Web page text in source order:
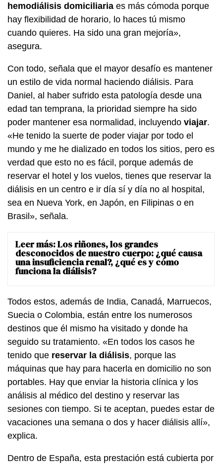
hemodiálisis domiciliaria es más cómoda porque
hay flexibilidad de horario, lo haces tú mismo
cuando quieres. Ha sido una gran mejoría»,
asegura.
Con todo, señala que el mayor desafío es mantener
un estilo de vida normal haciendo diálisis. Para
Daniel, al haber sufrido esta patología desde una
edad tan temprana, la prioridad siempre ha sido
poder mantener esa normalidad, incluyendo viajar.
«He tenido la suerte de poder viajar por todo el
mundo y me he dializado en todos los sitios, pero es
verdad que esto no es fácil, porque además de
reservar el hotel y los vuelos, tienes que reservar la
diálisis en un centro e ir día sí y día no al hospital,
sea en Nueva York, en Japón, en Filipinas o en
Brasil», señala.
Leer más:Los riñones, los grandes
desconocidos de nuestro cuerpo: ¿qué causa
una insuficiencia renal?, ¿qué es y cómo
funciona la diálisis?
Todos estos, además de India, Canadá, Marruecos,
Suecia o Colombia, están entre los numerosos
destinos que él mismo ha visitado y donde ha
seguido su tratamiento. «En todos los casos he
tenido que reservar la diálisis, porque las
máquinas que hay para hacerla en domicilio no son
portables. Hay que enviar la historia clínica y los
análisis al médico del destino y reservar las
sesiones con tiempo. Si te aceptan, puedes estar de
vacaciones una semana o dos y hacer diálisis allí»,
explica.
Dentro de España, esta prestación está cubierta por